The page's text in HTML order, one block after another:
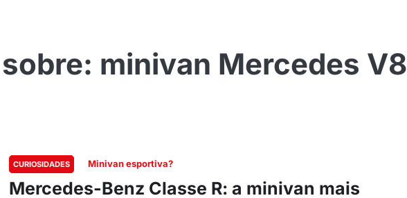
minivan Mercedes V8
CURIOSIDADES Minivan esportiva?
Mercedes-Benz Classe R: a minivan mais